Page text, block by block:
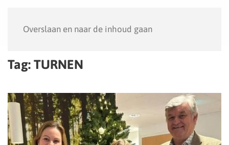
Overslaan en naar de inhoud gaan
Tag: TURNEN